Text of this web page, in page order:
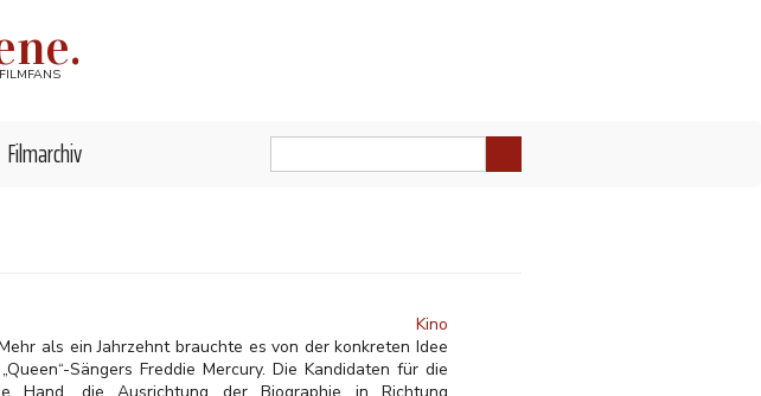
Filmarchiv
Kino
als ein Jahrzehnt brauchte es von der konkreten Idee
Sängers Freddie Mercury. Die Kandidaten für die